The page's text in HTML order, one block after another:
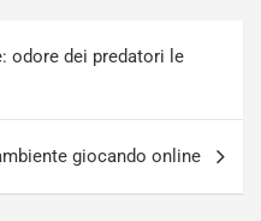
odore dei predatori le
giocando online